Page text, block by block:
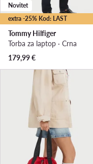
extra -25% Kod: LAST
Novitet
Tommy Hilfiger
Torba za laptop · Crna
179,99€